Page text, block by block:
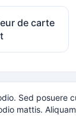
de carte
Sed posuere
mattis.